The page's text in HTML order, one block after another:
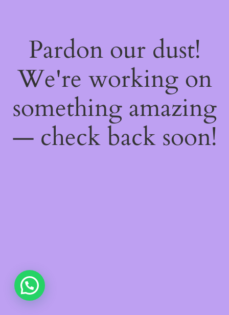
Pardon our dust!
We're working on
something amazing
— check back soon!